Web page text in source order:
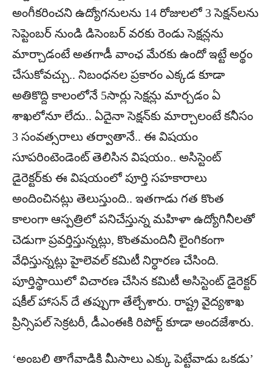
అంగీకరించని ఉద్యోగనులను 14 రోజులలో 3 సెక్షన్‌లను
సెప్టెంబర్‌ నుండి డిసెంబర్‌ వరకు రెండు సెక్షన్లను
మార్చాడంటే అతగాడీ వాంఛ మేరకు ఉందో ఇట్టే అర్థం
చేసుకోవచ్చు.. నిబంధనల ప్రకారం ఎక్కడ కూడా
అతికొద్ది కాలంలోనే 5సార్లు సెక్షన్లు మార్చడం ఏ
శాఖలోనూ లేదు.. ఏదైనా సెక్షన్‌కు మార్చాలంటే కనీసం
3 సంవత్సరాలు తర్వాతానే.. ఈ విషయం
సూపరింటెండెంట్‌ తెలిసిన విషయం.. అసిస్టెంట్‌
డైరెక్టర్‌కు ఈ విషయంలో పూర్తి సహకారాలు
అందించినట్లు తెలుస్తుంది.. ఇతగాడు గత కొంత
కాలంగా ఆస్పత్రిలో పనిచేస్తున్న మహిళా ఉద్యోగినీలతో
చెడుగా ప్రవర్తిస్తున్నట్లు, కొంతమందినీ లైంగికంగా
వేధిస్తున్నట్లు హైలెవల్‌ కమిటీ నిర్ధారణ చేసింది.
పూర్తిస్థాయిలో విచారణ చేసిన కమిటీ అసిస్టెంట్‌ డైరెక్టర్‌
షకీల్‌ హాసన్‌ దే తప్పుగా తేల్చేశారు. రాష్ట్ర వైద్యశాఖ
ప్రిన్సిపల్‌ సెక్రటరీ, డీఎంఈకి రిపోర్ట్‌ కూడా అందజేశారు.
‘అంబలి తాగేవాడికి మీసాలు ఎక్కు పెట్టేవాడు ఒకడు’